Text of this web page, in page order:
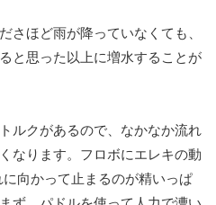
さほど雨が降っていなくても、
と思った以上に増水することが
ルクがあるので、なかなか流れ
なります。フロボにエレキの動
向かって止まるのが精いっぱ